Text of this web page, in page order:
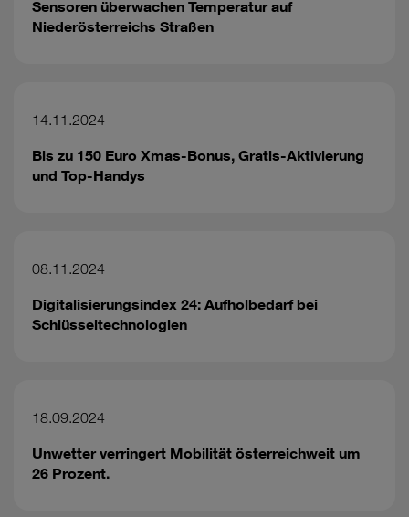
Sensoren überwachen Temperatur auf
Niederösterreichs Straßen
14.11.2024
Bis zu 150 Euro Xmas-Bonus, Gratis-Aktivierung
und Top-Handys
08.11.2024
Digitalisierungsindex 24: Aufholbedarf bei
Schlüsseltechnologien
18.09.2024
Unwetter verringert Mobilität österreichweit um
26 Prozent.